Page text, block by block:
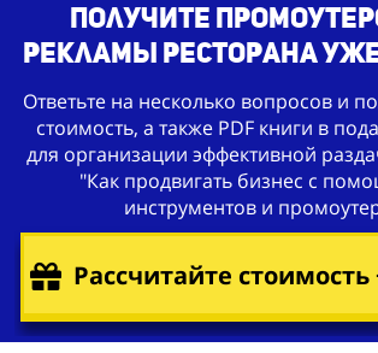
получите
рекламы ресторана
Ответьте на несколько вопросов и
стоимость, а также PDF книги в
для организации эффективной
"Как продвигать бизнес с
инструментов и
Рассчитайте